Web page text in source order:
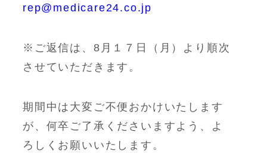
rep@medicare24.co.jp
※ご返信は、8月１７日（月）より順次
させていただきます。
期間中は大変ご不便おかけいたします
が、何卒ご了承くださいますよう、よ
ろしくお願いいたします。